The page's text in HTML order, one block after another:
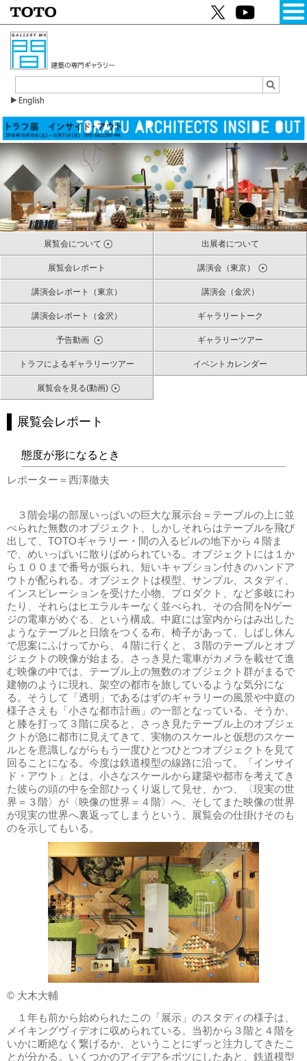
展覧会について 出展者について
展覧会レポート 講演会（東京）
講演会レポート（東京） 講演会（金沢）
講演会レポート（金沢） ギャラリートーク
予告動画 ギャラリーツアー
トラフによるギャラリーツアー イベントカレンダー
展覧会を見る(動画)
展覧会レポート
態度が形になるとき
レポーター＝西澤徹夫
３階会場の部屋いっぱいの巨大な展示台＝テーブルの上に並
べられた無数のオブジェクト、しかしそれらはテーブルを飛び
出して、TOTOギャラリー・間の入るビルの地下から４階ま
で、めいっぱいに散りばめられている。オブジェクトには１か
ら１００まで番号が振られ、短いキャプション付きのハンドア
ウトが配られる。オブジェクトは模型、サンプル、スタディ、
インスピレーションを受けた小物、プロダクト、など多岐にわ
たり、それらはヒエラルキーなく並べられ、その合間をNゲー
ジの電車がめぐる、という構成。中庭には室内からはみ出した
ようなテーブルと日陰をつくる布、椅子があって、しばし休ん
で思案にふけってから、４階に行くと、３階のテーブルとオブ
ジェクトの映像が始まる。さっき見た電車がカメラを載せて進
む映像の中では、テーブル上の無数のオブジェクト群がまるで
建物のように現れ、架空の都市を旅しているような気分にな
る。そうして「透明」であるはずのギャラリーの風景や中庭の
様子さえも「小さな都市計画」の一部となっている。そうか、
と膝を打って３階に戻ると、さっき見たテーブル上のオブジェ
クトが急に都市に見えてきて、実物のスケールと仮想のスケー
ルとを意識しながらもう一度ひとつひとつオブジェクトを見て
回ることになる。今度は鉄道模型の線路に沿って。「インサイ
ド・アウト」とは、小さなスケールから建築や都市を考えてき
た彼らの頭の中を全部ひっくり返して見せ、かつ、〈現実の世
界＝３階〉が〈映像の世界＝４階〉へ、そしてまた映像の世界
が現実の世界へ裏返ってしまうという、展覧会の仕掛けそのも
のを示してもいる。
© 大木大輔
１年も前から始められたこの「展示」のスタディの様子は、
メイキングヴィデオに収められている。当初から３階と４階を
いかに断絶なく繋げるか、ということにずっと注力してきたこ
とが分かる。いくつかのアイデアをボツにしたあと、鉄道模型